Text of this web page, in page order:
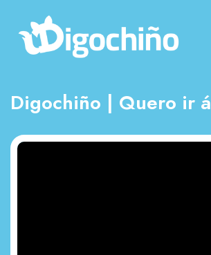
Digochiño | Quero ir